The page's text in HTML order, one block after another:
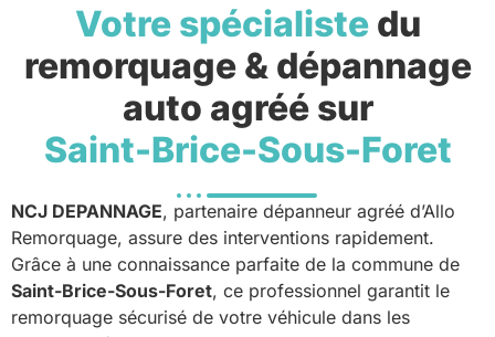
Votre spécialistedu
remorquage & dépannage
auto agréé sur
Saint-Brice-Sous-Foret
NCJ DEPANNAGE, partenaire dépanneur agréé d’Allo
Remorquage, assure des interventions rapidement.
Grâce à une connaissance parfaite de la commune de
Saint-Brice-Sous-Foret, ce professionnel garantit le
remorquage sécurisé de votre véhicule dans les